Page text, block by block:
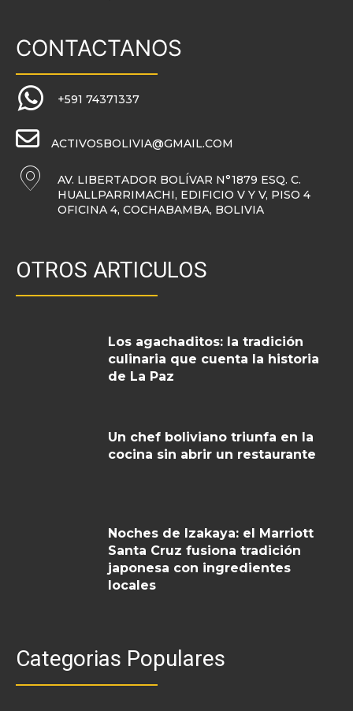
CONTACTANOS
+591 74371337
ACTIVOSBOLIVIA@GMAIL.COM
AV. LIBERTADOR BOLÍVAR N°1879 ESQ. C.
HUALLPARRIMACHI, EDIFICIO V Y V, PISO 4
OFICINA 4, COCHABAMBA, BOLIVIA
OTROS ARTICULOS
Los agachaditos: la tradición
culinaria que cuenta la historia
de La Paz
Un chef boliviano triunfa en la
cocina sin abrir un restaurante
Noches de Izakaya: el Marriott
Santa Cruz fusiona tradición
japonesa con ingredientes
locales
Categorias Populares